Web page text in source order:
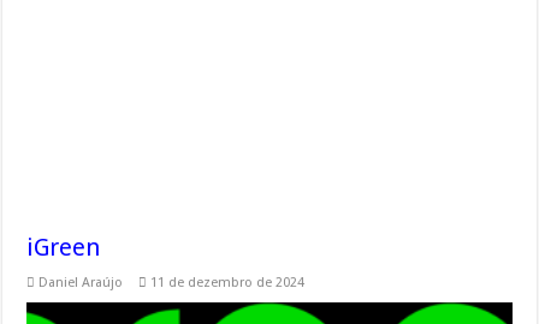
iGreen
Daniel Araújo 11 de dezembro de 2024